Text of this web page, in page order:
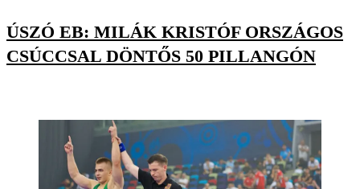
ÚSZÓ EB: MILÁK KRISTÓF ORSZÁGOS
CSÚCCSAL DÖNTŐS 50 PILLANGÓN